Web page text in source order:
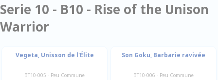
Serie 10 - B10 - Rise of the Unison
Warrior
Vegeta, Unisson de l'Élite
BT10-005 - Peu Commune
Son Goku, Barbarie ravivée
BT10-006 - Peu Commune